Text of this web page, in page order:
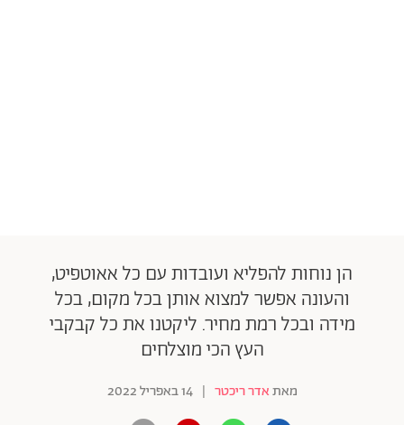
הן נוחות להפליא ועובדות עם כל אאוטפיט,
והעונה אפשר למצוא אותן בכל מקום, בכל
מידה ובכל רמת מחיר. ליקטנו את כל קבקבי
העץ הכי מוצלחים
מאתאדר ריכטר | 14 באפריל 2022